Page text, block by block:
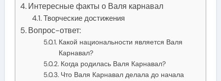
Интересные факты о Валя карнавал
Творческие достижения
Вопрос-ответ:
Какой национальности является Валя
Карнавал?
Когда родилась Валя Карнавал?
Что Валя Карнавал делала до начала